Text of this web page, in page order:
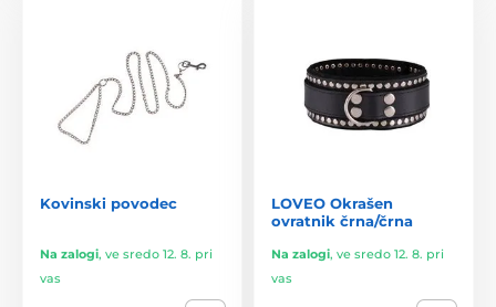
Kovinski povodec
Na zalogi, ve sredo 12. 8. pri
vas
LOVEO Okrašen
ovratnik črna/črna
Na zalogi, ve sredo 12. 8. pri
vas